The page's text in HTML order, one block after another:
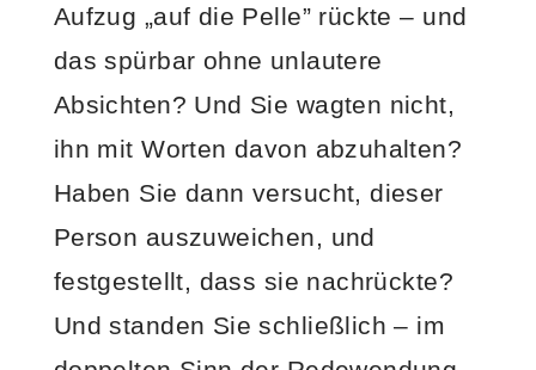
Aufzug „auf die Pelle” rückte – und
das spürbar ohne unlautere
Absichten? Und Sie wagten nicht,
ihn mit Worten davon abzuhalten?
Haben Sie dann versucht, dieser
Person auszuweichen, und
festgestellt, dass sie nachrückte?
Und standen Sie schließlich – im